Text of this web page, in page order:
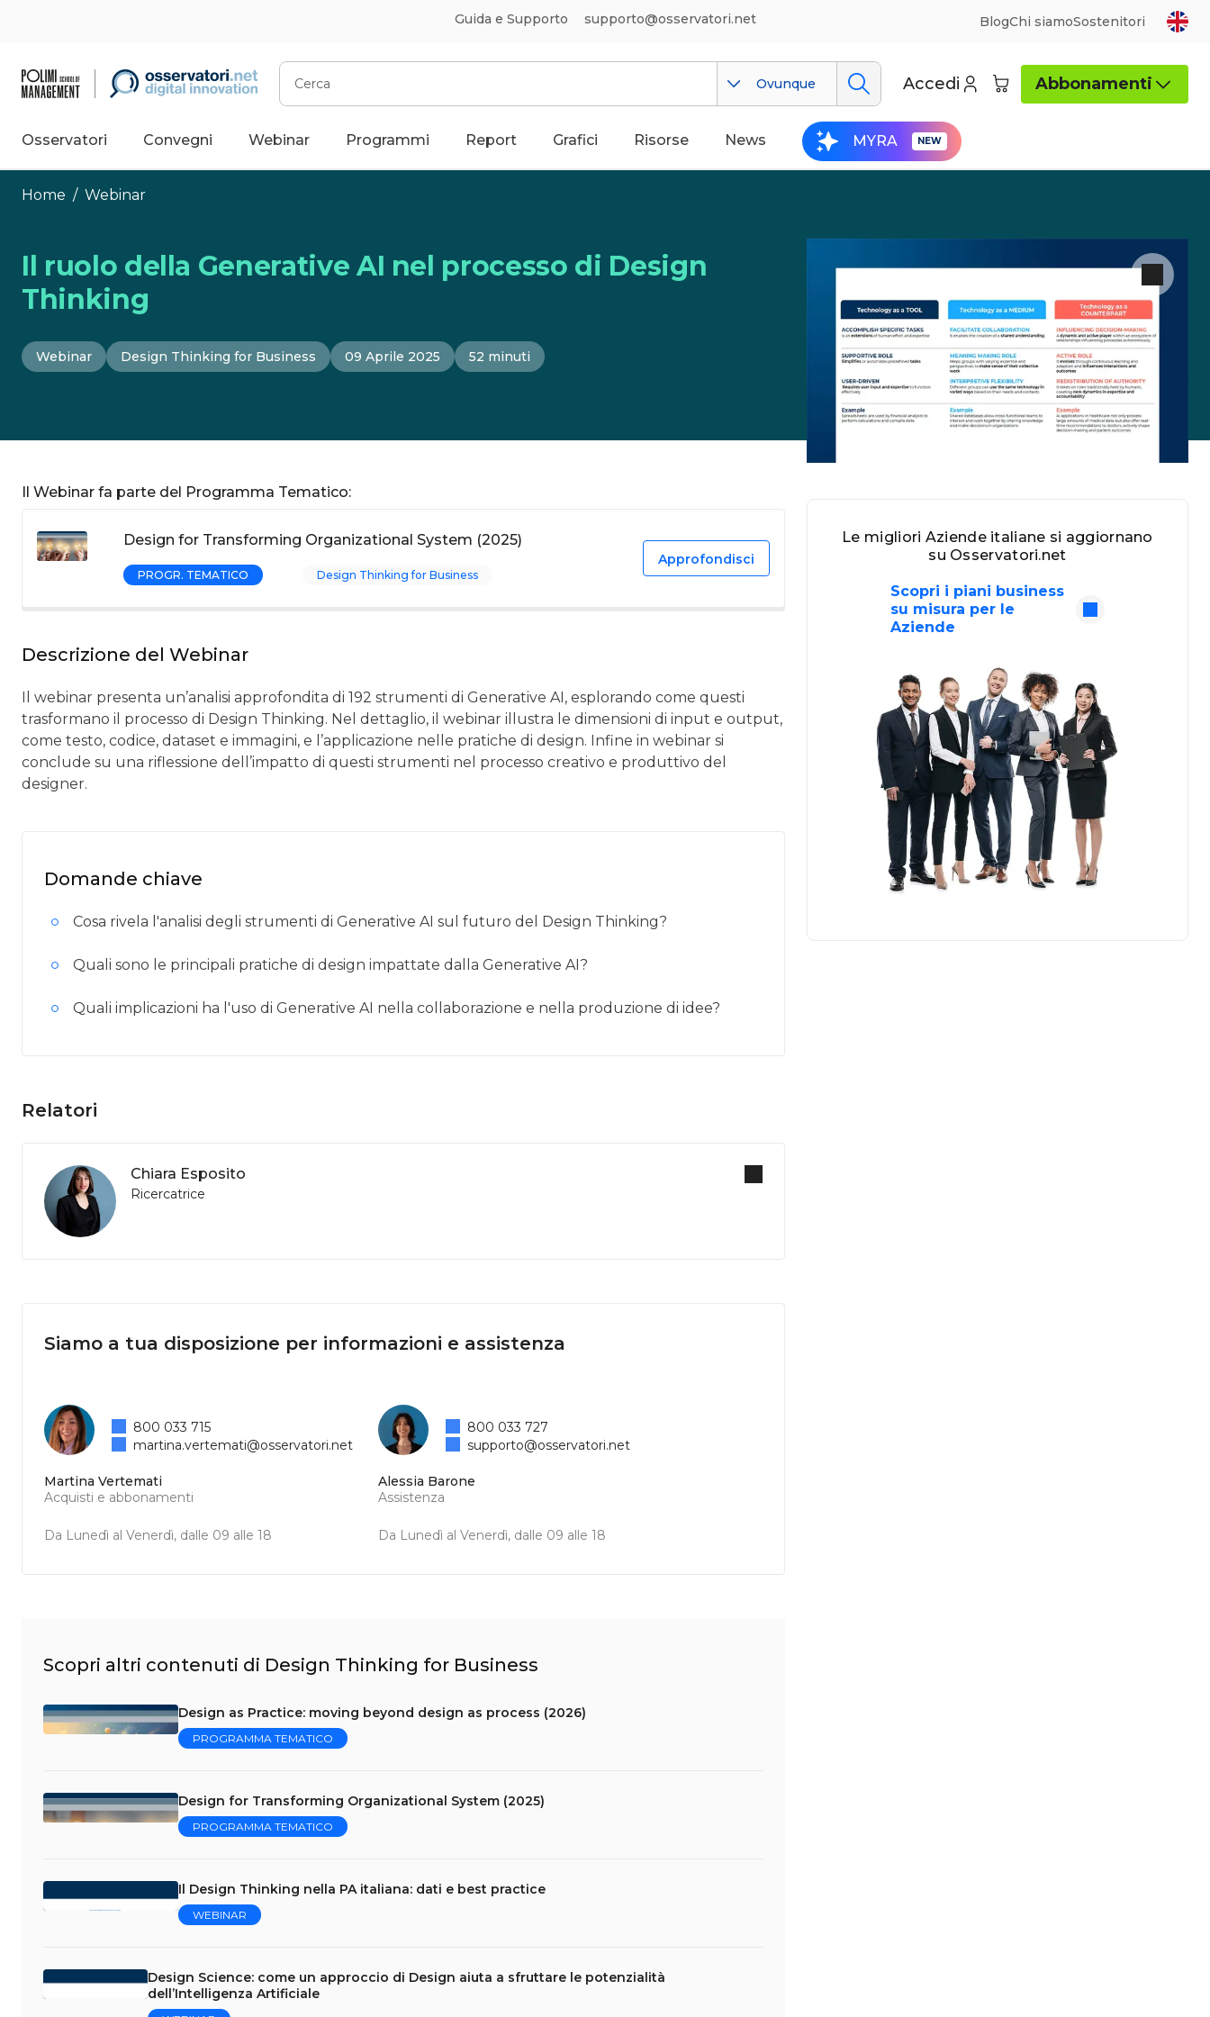
Guida e Supporto supporto@osservatori.net BlogChi siamoSostenitori
Cerca
Ovunque Accedi Abbonamenti
Osservatori Convegni Webinar Programmi Report Grafici Risorse News MYRA
Home / Webinar
Il ruolo della Generative AI nel processo di Design
Thinking
Webinar Design Thinking for Business 09 Aprile 2025 52 minuti
Il Webinar fa parte del Programma Tematico:
Design for Transforming Organizational System (2025)
PROGR. TEMATICO Design Thinking for Business
Approfondisci
Descrizione del Webinar
Il webinar presenta un’analisi approfondita di 192 strumenti di Generative AI, esplorando come questi
trasformano il processo di Design Thinking. Nel dettaglio, il webinar illustra le dimensioni di input e output,
come testo, codice, dataset e immagini, e l’applicazione nelle pratiche di design. Infine in webinar si
conclude su una riflessione dell’impatto di questi strumenti nel processo creativo e produttivo del
designer.
Domande chiave
Cosa rivela l'analisi degli strumenti di Generative AI sul futuro del Design Thinking?
Quali sono le principali pratiche di design impattate dalla Generative AI?
Quali implicazioni ha l'uso di Generative AI nella collaborazione e nella produzione di idee?
Relatori
Chiara Esposito
Ricercatrice
Siamo a tua disposizione per informazioni e assistenza
Martina Vertemati
Acquisti e abbonamenti
Da Lunedì al Venerdì, dalle 09 alle 18
800 033 715
martina.vertemati@osservatori.net
Alessia Barone
Assistenza
Da Lunedì al Venerdì, dalle 09 alle 18
800 033 727
supporto@osservatori.net
Scopri altri contenuti di Design Thinking for Business
Design as Practice: moving beyond design as process (2026)
PROGRAMMA TEMATICO
Design for Transforming Organizational System (2025)
PROGRAMMA TEMATICO
Il Design Thinking nella PA italiana: dati e best practice
WEBINAR
Design Science: come un approccio di Design aiuta a sfruttare le potenzialità
dell’Intelligenza Artificiale
Le migliori Aziende italiane si aggiornano
su Osservatori.net
Scopri i piani business
su misura per le
Aziende